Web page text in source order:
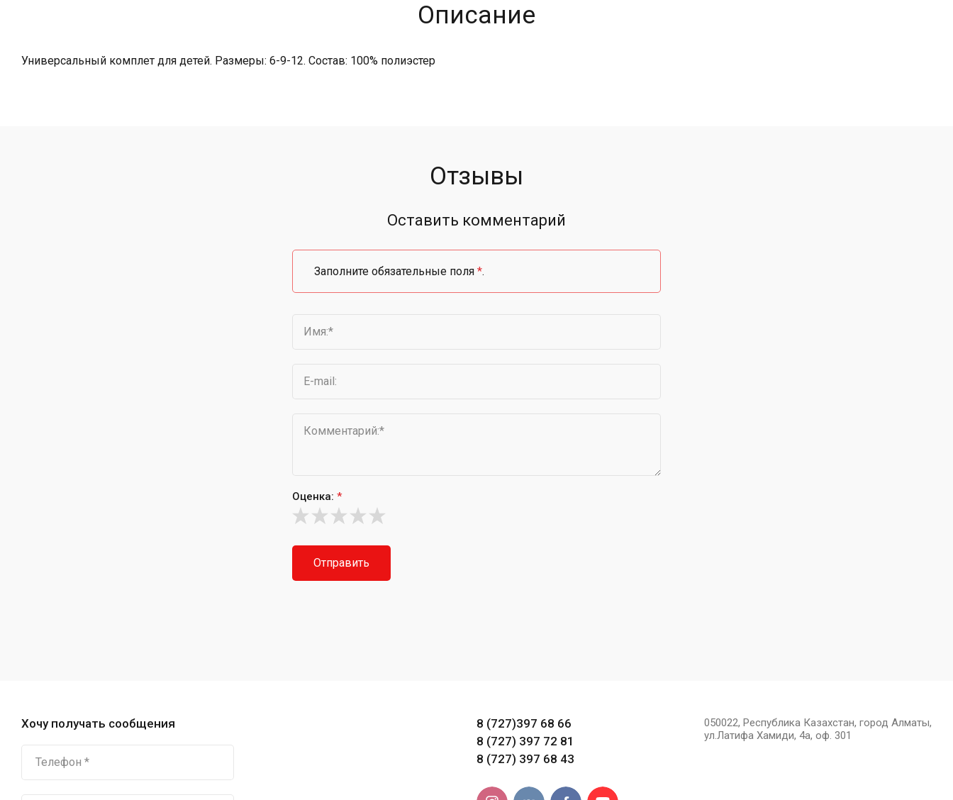
Описание
Универсальный комплет для детей. Размеры: 6-9-12. Состав: 100% полиэстер
Отзывы
Оставить комментарий
Заполните обязательные поля *.
Оценка: *
Отправить
Хочу получать сообщения
8 (727)397 68 66
8 (727) 397 72 81
8 (727) 397 68 43
050022, Республика Казахстан, город Алматы,
ул.Латифа Хамиди, 4а, оф. 301